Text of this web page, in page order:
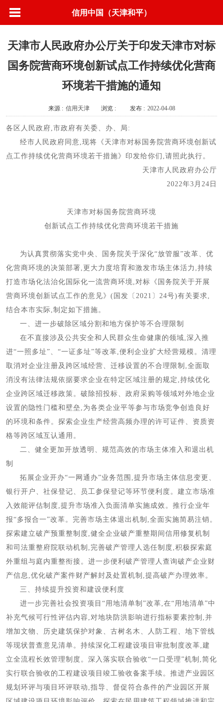
信用中国（天津和平）
天津市人民政府办公厅关于印发天津市对标
国务院营商环境创新试点工作持续优化营商
环境若干措施的通知
来源 : 信用天津 浏览 : 发布 : 2022-04-08
各区人民政府,市政府有关委、办、局:
经市人民政府同意,现将《天津市对标国务院营商环境创新试
点工作持续优化营商环境若干措施》印发给你们,请照此执行。
天津市人民政府办公厅
2022年3月24日
天津市对标国务院营商环境
创新试点工作持续优化营商环境若干措施
为认真贯彻落实党中央、国务院关于深化“放管服”改革、优
化营商环境的决策部署,更大力度培育和激发市场主体活力,持续
打造市场化法治化国际化一流营商环境,对标《国务院关于开展
营商环境创新试点工作的意见》(国发〔2021〕24号)有关要求,
结合本市实际,制定如下措施。
一、进一步破除区域分割和地方保护等不合理限制
在不直接涉及公共安全和人民群众生命健康的领域,深入推
进“一照多址”、“一证多址”等改革,便利企业扩大经营规模。清理
取消对企业注册及跨区域经营、迁移设置的不合理限制,全面取
消没有法律法规依据要求企业在特定区域注册的规定,持续优化
企业跨区域迁移政策。破除招投标、政府采购等领域对外地企业
设置的隐性门槛和壁垒,为各类企业平等参与市场竞争创造良好
的环境和条件。探索企业生产经营高频办理的许可证件、资质资
格等跨区域互认通用。
二、健全更加开放透明、规范高效的市场主体准入和退出机
制
拓展企业开办“一网通办”业务范围,提升市场主体信息变更、
银行开户、社保登记、员工参保登记等环节便利度。建立市场准
入效能评估制度,提升市场准入负面清单实施成效。推行企业年
报“多报合一”改革。完善市场主体退出机制,全面实施简易注销。
探索建立破产预重整制度,健全企业破产重整期间信用修复机制
和司法重整府院联动机制,完善破产管理人选任制度,积极探索庭
外重组与庭内重整衔接。进一步便利破产管理人查询破产企业财
产信息,优化破产案件财产解封及处置机制,提高破产办理效率。
三、持续提升投资和建设便利度
进一步完善社会投资项目“用地清单制”改革,在“用地清单”中
补充气候可行性评估内容,对地块防洪影响进行指标要素控制,并
增加文物、历史建筑保护对象、古树名木、人防工程、地下管线
等现状普查意见清单。持续深化工程建设项目审批制度改革,建
立全流程长效管理制度。深入落实联合验收“一口受理”机制,简化
实行联合验收的工程建设项目竣工验收备案手续。推进产业园区
规划环评与项目环评联动,指导、督促符合条件的产业园区开展